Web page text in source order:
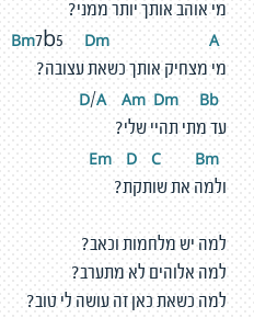
מי אוהב אותך יותר ממני?
Bm
7b5 Dm A
מי מצחיק אותך כשאת עצובה?
/A Am Dm Bb
עד מתי תהיי שלי?
m D C Bm
ולמה את שותקת?
למה יש מלחמות וכאב?
למה אלוהים לא מתערב?
למה כשאת כאן זה עושה לי טוב?